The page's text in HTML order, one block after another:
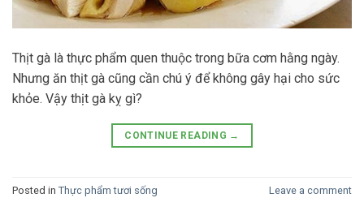
Thịt gà là thực phẩm quen thuộc trong bữa cơm hằng ngày.
Nhưng ăn thịt gà cũng cần chú ý để không gây hại cho sức
khỏe. Vậy thịt gà kỵ gì?
CONTINUE READING →
Posted in Thực phẩm tươi sống Leave a comment